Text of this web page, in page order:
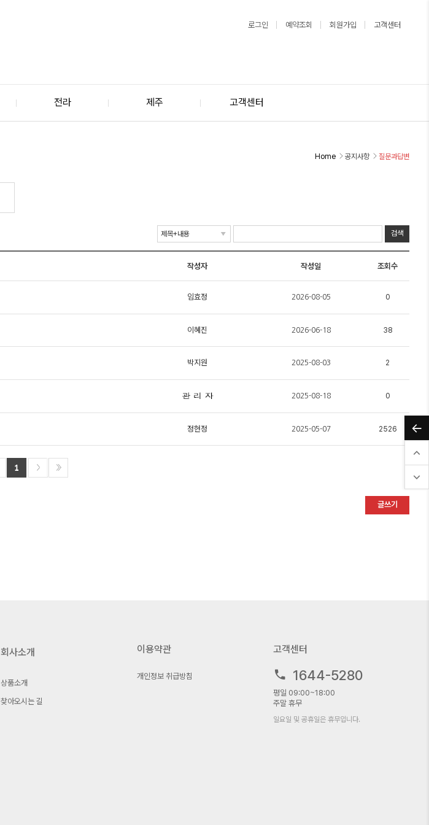
로그인 예약조회 회원가입 고객센터
전라 제주 고객센터
Home 공지사항 질문과답변
작성자 작성일 조회수
임효정 2026-08-05 0
이혜진 2026-06-18 38
박지원 2025-08-03 2
2025-08-18 0
정현정 2025-05-07 2526
1
글쓰기
회사소개
상품소개
찾아오시는 길
이용약관
개인정보 취급방침
고객센터
1644-5280
평일 09:00~18:00
주말 휴무
일요일 및 공휴일은 휴무입니다.